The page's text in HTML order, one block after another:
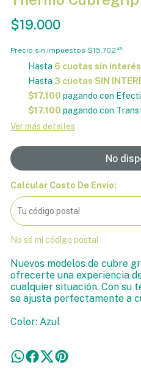
$19.000
Precio sin impuestos $15.702 48
Hasta 6 cuotas sin interés
Hasta 3 cuotas SIN
$17.100 pagando con
$17.100 pagando con
Ver más detalles
No
Calcular Costo De Envío:
No sé mi código postal
Nuevos modelos de cubre
ofrecerte una experiencia
cualquier situación. Con su
se ajusta perfectamente a
Color: Azul